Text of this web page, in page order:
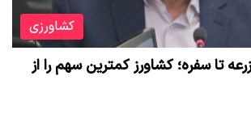
کشاورزی
تا سفره؛ کشاورز کمترین سهم را از